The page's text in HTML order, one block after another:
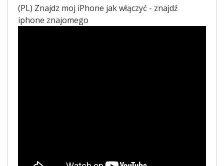
(PL) Znajdz moj iPhone jak włączyć - znajdź
iphone znajomego